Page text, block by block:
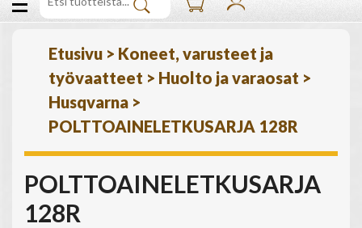
Etusivu > Koneet, varusteet ja
työvaatteet > Huolto ja varaosat >
Husqvarna >
POLTTOAINELETKUSARJA 128R
POLTTOAINELETKUSARJA
128R